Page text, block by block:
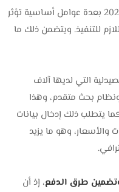
تتحدد تكلفة تصميم موقع صيدلية في 2026 بعدة عوامل أساسية تؤثر
للتنفيذ. ويتضمن ذلك ما
التي لديها آلاف
بحث متقدم، وهذا
يتطلب ذلك إدخال بيانات
والأسعار، وهو ما يزيد
طرق الدفع، إذ أن